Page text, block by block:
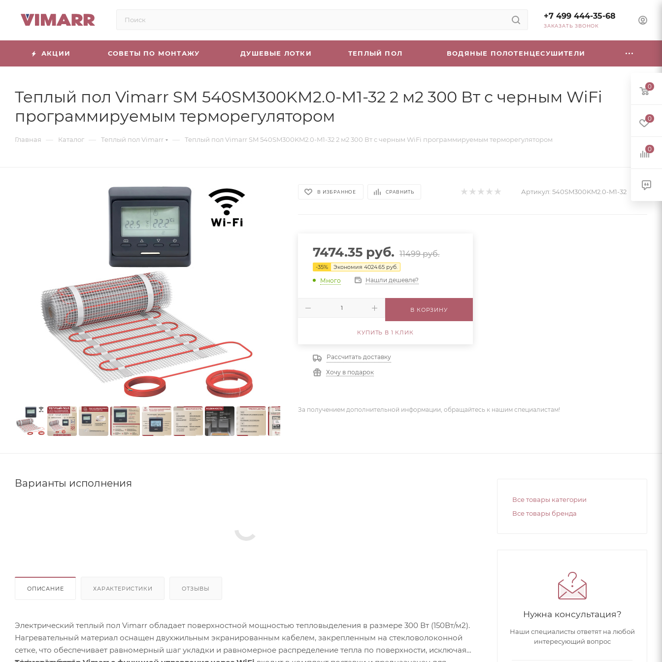
+7 499 444-35-68
ЗАКАЗАТЬ ЗВОНОК
АКЦИИ СОВЕТЫ ПО МОНТАЖУ ДУШЕВЫЕ ЛОТКИ ТЕПЛЫЙ ПОЛ ВОДЯНЫЕ ПОЛОТЕНЦЕСУШИТЕЛИ
Теплый пол Vimarr SM 540SM300KM2.0-M1-32 2 м2 300 Вт с черным WiFi
программируемым терморегулятором
Главная — Каталог — Теплый пол Vimarr — Теплый пол Vimarr SM 540SM300KM2.0-M1-32 2 м2 300 Вт с черным WiFi программируемым терморегулятором
В ИЗБРАННОЕ СРАВНИТЬ Артикул: 540SM300KM2.0-M1-32
7474.35 руб. 11499руб.
-35% Экономия4024.65 руб.
Много Нашли дешевле?
В КОРЗИНУ
КУПИТЬ В 1 КЛИК
Рассчитать доставку
Хочу в подарок
За получением дополнительной информации, обращайтесь к нашим специалистам!
Варианты исполнения
ОПИСАНИЕ ХАРАКТЕРИСТИКИ ОТЗЫВЫ
Электрический теплый пол Vimarr обладает поверхностной мощностью тепловыделения в размере 300 Вт (150Вт/м2).
Нагревательный материал оснащен двухжильным экранированным кабелем, закрепленным на стекловолоконной
сетке, что обеспечивает равномерный шаг укладки и равномерное распределение тепла по поверхности, исключая
Все товары категории
Все товары бренда
Нужна консультация?
Наши специалисты ответят на любой
интересующий вопрос
0
0
0